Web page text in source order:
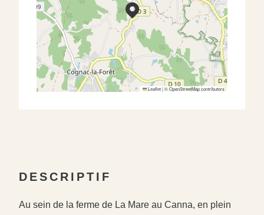
DESCRIPTIF
Au sein de la ferme de La Mare au Canna, en plein
Leaflet|©OpenStreetMapcontributors